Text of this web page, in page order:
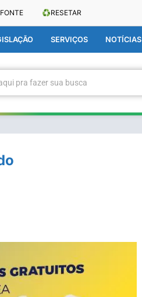
♻️RESETAR
SERVIÇOS NOTÍCIAS
pra fazer sua busca